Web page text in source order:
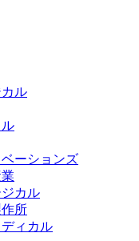
ル
ーションズ
カル
所
ディカル